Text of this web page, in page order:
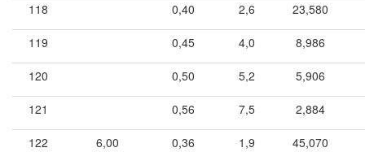
118 0,40 2,6 23,580
119 0,45 4,0 8,986
120 0,50 5,2 5,906
121 0,56 7,5 2,884
122 6,00 0,36 1,9 45,070